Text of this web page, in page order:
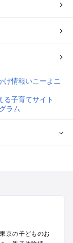
ルお出かけ
ールお出かけ
京の子どものお